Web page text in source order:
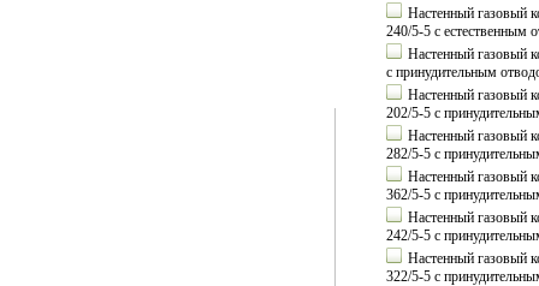
Настенный газовый
240/5-5 с естественным
Настенный газовый
с принудительным
Настенный газовый
202/5-5 с
Настенный газовый
282/5-5 с
Настенный газовый
362/5-5 с
Настенный газовый
242/5-5 с
Настенный газовый
322/5-5 с